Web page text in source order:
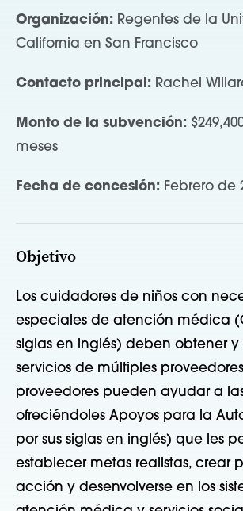
Organización: Regentes de la
California en San Francisco
Contacto principal: Rachel
Monto de la subvención:
meses
Fecha de concesión: Febrero de
Objetivo
Los cuidadores de niños con
especiales de atención médica
siglas en inglés) deben obtener
servicios de múltiples
proveedores pueden ayudar a
ofreciéndoles Apoyos para la
por sus siglas en inglés) que les
establecer metas realistas, crear
acción y desenvolverse en los